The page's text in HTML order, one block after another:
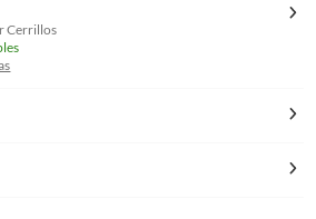
Cerrillos